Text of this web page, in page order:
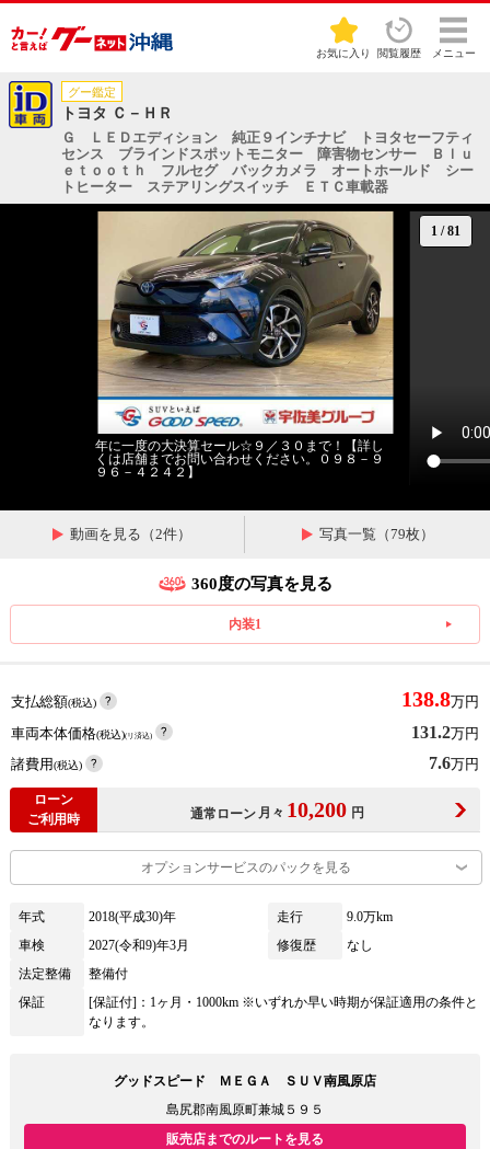
お気に入り 閲覧履歴 メニュー
グー鑑定
トヨタ Ｃ－ＨＲ
Ｇ ＬＥＤエディション 純正９インチナビ トヨタセーフティ
センス ブラインドスポットモニター 障害物センサー Ｂｌｕ
ｅｔｏｏｔｈ フルセグ バックカメラ オートホールド シー
トヒーター ステアリングスイッチ ＥＴＣ車載器
1 /81
年に一度の大決算セール☆９／３０まで！【詳し
くは店舗までお問い合わせください。０９８－９
９６－４２４２】
動画を見る（2件） 写真一覧（79枚）
360度の写真を見る
内装1
支払総額(税込) 138.8万円
車両本体価格(税込)(リ済込) 131.2万円
諸費用(税込) 7.6万円
ローン
ご利用時
通常ローン 月々 10,200 円
オプションサービスのパックを見る
年式 2018(平成30)年 走行
9.0万km
車検
2027(令和9)年3月 修復歴
なし
法定整備
整備付
保証
[保証付]：1ヶ月・1000km ※いずれか早い時期が保証適用の条件と
なります。
グッドスピード ＭＥＧＡ ＳＵＶ南風原店
島尻郡南風原町兼城５９５
販売店までのルートを見る